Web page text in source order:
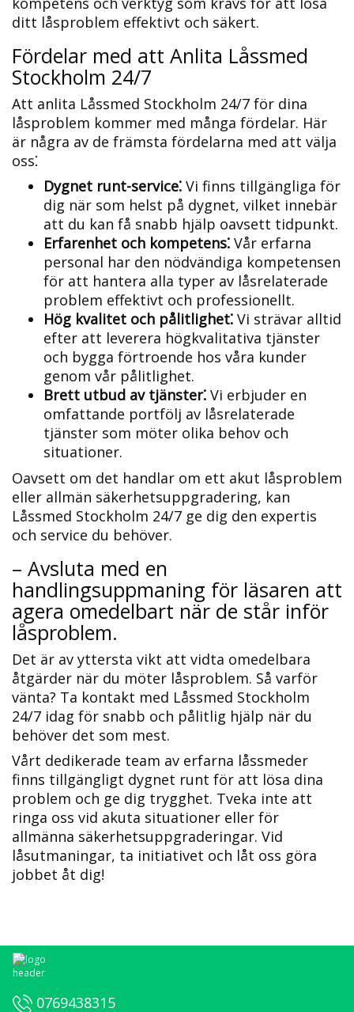
ditt låsproblem effektivt och säkert.
Fördelar med att Anlita Låssmed
Stockholm 24/7
Att anlita Låssmed Stockholm 24/7 för dina
låsproblem kommer med många fördelar.​ Här
är några av de främsta fördelarna med att välja
oss⁚
Dygnet runt-service⁚ Vi finns tillgängliga för
dig när som helst på dygnet, vilket innebär
att du kan få snabb hjälp oavsett tidpunkt.​
Erfarenhet och kompetens⁚ Vår erfarna
personal har den nödvändiga kompetensen
för att hantera alla typer av låsrelaterade
problem effektivt och professionellt.​
Hög kvalitet och pålitlighet⁚ Vi strävar alltid
efter att leverera högkvalitativa tjänster
och bygga förtroende hos våra kunder
genom vår pålitlighet.
Brett utbud av tjänster⁚ Vi erbjuder en
omfattande portfölj av låsrelaterade
tjänster som möter olika behov och
situationer.​
Oavsett om det handlar om ett akut låsproblem
eller allmän säkerhetsuppgradering, kan
Låssmed Stockholm 24/7 ge dig den expertis
och service du behöver.​
– Avsluta med en
handlingsuppmaning för läsaren att
agera omedelbart när de står inför
låsproblem.​
Det är av yttersta vikt att vidta omedelbara
åtgärder när du möter låsproblem. Så varför
vänta?​ Ta kontakt med Låssmed Stockholm
24/7 idag för snabb och pålitlig hjälp när du
behöver det som mest.
Vårt dedikerade team av erfarna låssmeder
finns tillgängligt dygnet runt för att lösa dina
problem och ge dig trygghet.​ Tveka inte att
ringa oss vid akuta situationer eller för
allmänna säkerhetsuppgraderingar.​ Vid
låsutmaningar, ta initiativet och låt oss göra
jobbet åt dig!
0769438315